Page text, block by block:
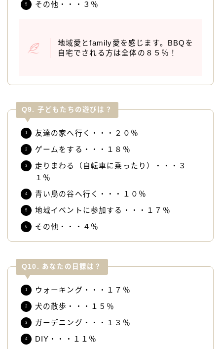
その他・・・３％
地域愛とfamily愛を感じます。BBQを
自宅でされる方は全体の８５％！
Q9. 子どもたちの遊びは？
友達の家へ行く・・・２０％
ゲームをする・・・１８％
走りまわる（自転車に乗ったり）・・・３
１％
青い鳥の谷へ行く・・・１０％
地域イベントに参加する・・・１７％
その他・・・４％
Q10. あなたの日課は？
ウォーキング・・・１７％
犬の散歩・・・１５％
ガーデニング・・・１３％
DIY・・・１１％